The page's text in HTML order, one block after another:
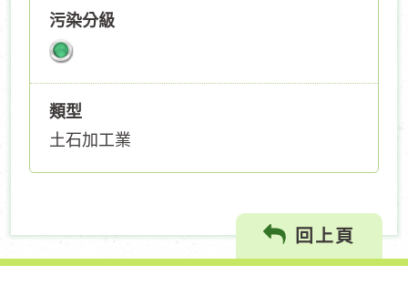
污染分級
類型
土石加工業
回上頁